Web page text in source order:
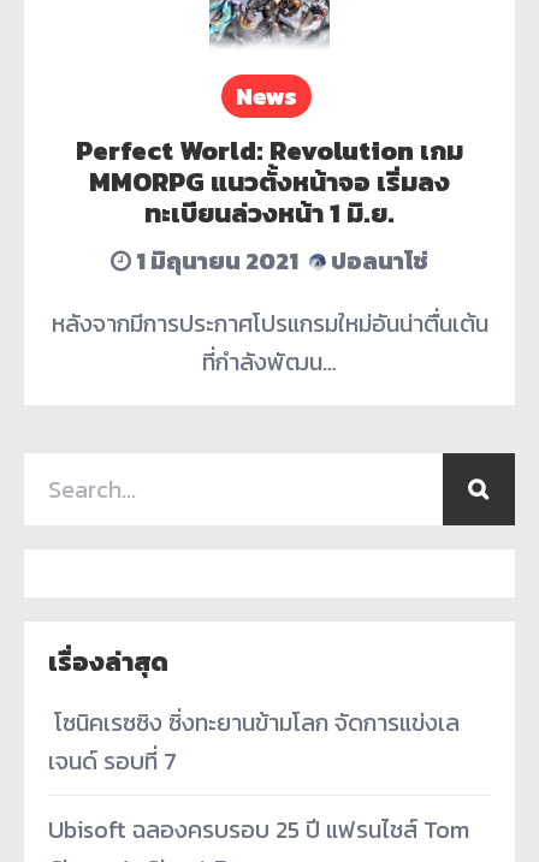
News
Perfect World: Revolution เกม
MMORPG แนวตั้งหน้าจอ เริ่มลง
ทะเบียนล่วงหน้า 1 มิ.ย.
1 มิถุนายน 2021
ปอลนาโช่
หลังจากมีการประกาศโปรแกรมใหม่อันน่าตื่นเต้น
ที่กำลังพัฒน…
เรื่องล่าสุด
­ โซนิคเรซซิง ซิ่งทะยานข้ามโลก จัดการแข่งเล
เจนด์ รอบที่ 7
Ubisoft ฉลองครบรอบ 25 ปี แฟรนไชส์ Tom